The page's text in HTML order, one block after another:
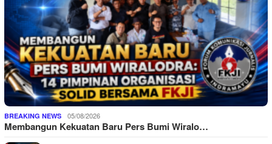
BREAKING NEWS 05/08/2026
Membangun Kekuatan Baru Pers Bumi Wiralo…